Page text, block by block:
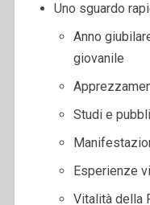
Uno sguardo
Anno
giovanile
Studi e
Esperienze
Vitalità della